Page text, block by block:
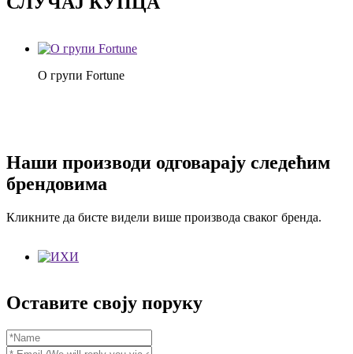
О групи Fortune
Наши производи одговарају следећим
брендовима
Кликните да бисте видели више производа сваког бренда.
Оставите своју поруку